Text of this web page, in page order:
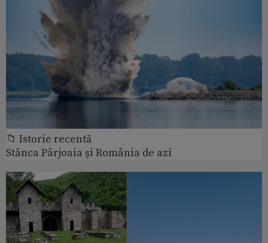
📁 Istorie recentă
Stânca Pârjoaia şi România de azi